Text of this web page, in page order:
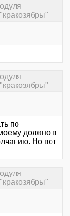
по
должно в
Но вот